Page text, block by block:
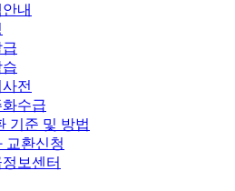
내
전
수급
기준 및 방법
교환신청
보센터